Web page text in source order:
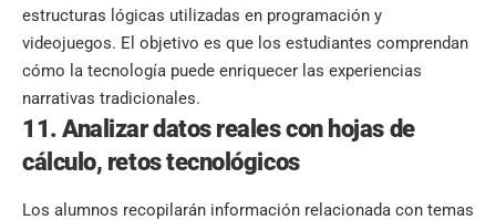
estructuras lógicas utilizadas en programación y
videojuegos. El objetivo es que los estudiantes comprendan
cómo la tecnología puede enriquecer las experiencias
narrativas tradicionales.
11. Analizar datos reales con hojas de
cálculo, retos tecnológicos
Los alumnos recopilarán información relacionada con temas